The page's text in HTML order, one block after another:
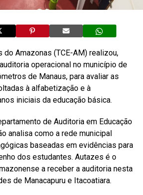
do Amazonas (TCE-AM) realizou,
operacional no município de
de Manaus, para avaliar as
à alfabetização e à
iniciais da educação básica.
de Auditoria em Educação
analisa como a rede municipal
baseadas em evidências para
dos estudantes. Autazes é o
a receber a auditoria nesta
de Manacapuru e Itacoatiara.